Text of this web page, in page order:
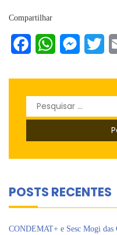
Compartilhar
FacebookWhatsApp
Pesquisar
por:
POSTS RECENTES
CONDEMAT+ e Sesc Mogi das